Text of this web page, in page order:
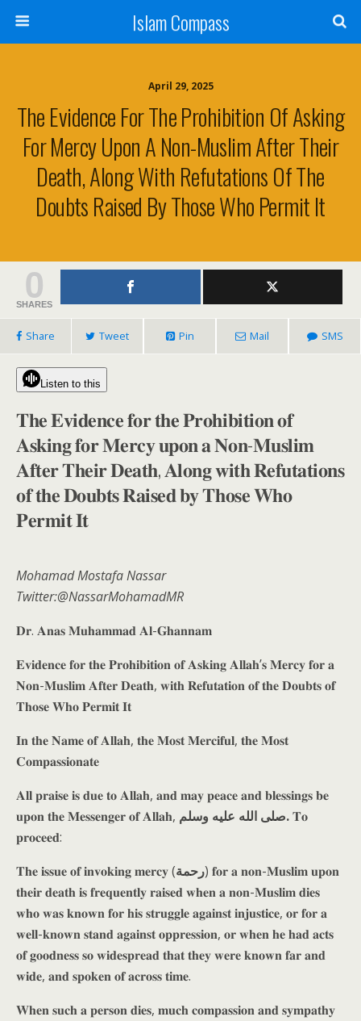
Islam Compass
April 29, 2025
The Evidence For The Prohibition Of Asking
For Mercy Upon A Non-Muslim After Their
Death, Along With Refutations Of The
Doubts Raised By Those Who Permit It
0
SHARES
Share Tweet Pin Mail SMS
Listen to this
𝐓𝐡𝐞 𝐄𝐯𝐢𝐝𝐞𝐧𝐜𝐞 𝐟𝐨𝐫 𝐭𝐡𝐞 𝐏𝐫𝐨𝐡𝐢𝐛𝐢𝐭𝐢𝐨𝐧 𝐨𝐟
𝐀𝐬𝐤𝐢𝐧𝐠 𝐟𝐨𝐫 𝐌𝐞𝐫𝐜𝐲 𝐮𝐩𝐨𝐧 𝐚 𝐍𝐨𝐧-𝐌𝐮𝐬𝐥𝐢𝐦
𝐀𝐟𝐭𝐞𝐫 𝐓𝐡𝐞𝐢𝐫 𝐃𝐞𝐚𝐭𝐡, 𝐀𝐥𝐨𝐧𝐠 𝐰𝐢𝐭𝐡 𝐑𝐞𝐟𝐮𝐭𝐚𝐭𝐢𝐨𝐧𝐬
𝐨𝐟 𝐭𝐡𝐞 𝐃𝐨𝐮𝐛𝐭𝐬 𝐑𝐚𝐢𝐬𝐞𝐝 𝐛𝐲 𝐓𝐡𝐨𝐬𝐞 𝐖𝐡𝐨
𝐏𝐞𝐫𝐦𝐢𝐭 𝐈𝐭
Mohamad Mostafa Nassar
Twitter:@NassarMohamadMR
𝐃𝐫. 𝐀𝐧𝐚𝐬 𝐌𝐮𝐡𝐚𝐦𝐦𝐚𝐝 𝐀𝐥-𝐆𝐡𝐚𝐧𝐧𝐚𝐦
𝐄𝐯𝐢𝐝𝐞𝐧𝐜𝐞 𝐟𝐨𝐫 𝐭𝐡𝐞 𝐏𝐫𝐨𝐡𝐢𝐛𝐢𝐭𝐢𝐨𝐧 𝐨𝐟 𝐀𝐬𝐤𝐢𝐧𝐠 𝐀𝐥𝐥𝐚𝐡’𝐬 𝐌𝐞𝐫𝐜𝐲 𝐟𝐨𝐫 𝐚
𝐍𝐨𝐧-𝐌𝐮𝐬𝐥𝐢𝐦 𝐀𝐟𝐭𝐞𝐫 𝐃𝐞𝐚𝐭𝐡, 𝐰𝐢𝐭𝐡 𝐑𝐞𝐟𝐮𝐭𝐚𝐭𝐢𝐨𝐧 𝐨𝐟 𝐭𝐡𝐞 𝐃𝐨𝐮𝐛𝐭𝐬 𝐨𝐟
𝐓𝐡𝐨𝐬𝐞 𝐖𝐡𝐨 𝐏𝐞𝐫𝐦𝐢𝐭 𝐈𝐭
𝐈𝐧 𝐭𝐡𝐞 𝐍𝐚𝐦𝐞 𝐨𝐟 𝐀𝐥𝐥𝐚𝐡, 𝐭𝐡𝐞 𝐌𝐨𝐬𝐭 𝐌𝐞𝐫𝐜𝐢𝐟𝐮𝐥, 𝐭𝐡𝐞 𝐌𝐨𝐬𝐭
𝐂𝐨𝐦𝐩𝐚𝐬𝐬𝐢𝐨𝐧𝐚𝐭𝐞
𝐀𝐥𝐥 𝐩𝐫𝐚𝐢𝐬𝐞 𝐢𝐬 𝐝𝐮𝐞 𝐭𝐨 𝐀𝐥𝐥𝐚𝐡, 𝐚𝐧𝐝 𝐦𝐚𝐲 𝐩𝐞𝐚𝐜𝐞 𝐚𝐧𝐝 𝐛𝐥𝐞𝐬𝐬𝐢𝐧𝐠𝐬 𝐛𝐞
𝐮𝐩𝐨𝐧 𝐭𝐡𝐞 𝐌𝐞𝐬𝐬𝐞𝐧𝐠𝐞𝐫 𝐨𝐟 𝐀𝐥𝐥𝐚𝐡,
صلى الله عليه وسلم.𝐓𝐨
𝐩𝐫𝐨𝐜𝐞𝐞𝐝:
𝐓𝐡𝐞 𝐢𝐬𝐬𝐮𝐞 𝐨𝐟 𝐢𝐧𝐯𝐨𝐤𝐢𝐧𝐠 𝐦𝐞𝐫𝐜𝐲 (رحمة) 𝐟𝐨𝐫 𝐚 𝐧𝐨𝐧-𝐌𝐮𝐬𝐥𝐢𝐦 𝐮𝐩𝐨𝐧
𝐭𝐡𝐞𝐢𝐫 𝐝𝐞𝐚𝐭𝐡 𝐢𝐬 𝐟𝐫𝐞𝐪𝐮𝐞𝐧𝐭𝐥𝐲 𝐫𝐚𝐢𝐬𝐞𝐝 𝐰𝐡𝐞𝐧 𝐚 𝐧𝐨𝐧-𝐌𝐮𝐬𝐥𝐢𝐦 𝐝𝐢𝐞𝐬
𝐰𝐡𝐨 𝐰𝐚𝐬 𝐤𝐧𝐨𝐰𝐧 𝐟𝐨𝐫 𝐡𝐢𝐬 𝐬𝐭𝐫𝐮𝐠𝐠𝐥𝐞 𝐚𝐠𝐚𝐢𝐧𝐬𝐭 𝐢𝐧𝐣𝐮𝐬𝐭𝐢𝐜𝐞, 𝐨𝐫 𝐟𝐨𝐫 𝐚
𝐰𝐞𝐥𝐥-𝐤𝐧𝐨𝐰𝐧 𝐬𝐭𝐚𝐧𝐝 𝐚𝐠𝐚𝐢𝐧𝐬𝐭 𝐨𝐩𝐩𝐫𝐞𝐬𝐬𝐢𝐨𝐧, 𝐨𝐫 𝐰𝐡𝐞𝐧 𝐡𝐞 𝐡𝐚𝐝 𝐚𝐜𝐭𝐬
𝐨𝐟 𝐠𝐨𝐨𝐝𝐧𝐞𝐬𝐬 𝐬𝐨 𝐰𝐢𝐝𝐞𝐬𝐩𝐫𝐞𝐚𝐝 𝐭𝐡𝐚𝐭 𝐭𝐡𝐞𝐲 𝐰𝐞𝐫𝐞 𝐤𝐧𝐨𝐰𝐧 𝐟𝐚𝐫 𝐚𝐧𝐝
𝐰𝐢𝐝𝐞, 𝐚𝐧𝐝 𝐬𝐩𝐨𝐤𝐞𝐧 𝐨𝐟 𝐚𝐜𝐫𝐨𝐬𝐬 𝐭𝐢𝐦𝐞.
𝐖𝐡𝐞𝐧 𝐬𝐮𝐜𝐡 𝐚 𝐩𝐞𝐫𝐬𝐨𝐧 𝐝𝐢𝐞𝐬, 𝐦𝐮𝐜𝐡 𝐜𝐨𝐦𝐩𝐚𝐬𝐬𝐢𝐨𝐧 𝐚𝐧𝐝 𝐬𝐲𝐦𝐩𝐚𝐭𝐡𝐲